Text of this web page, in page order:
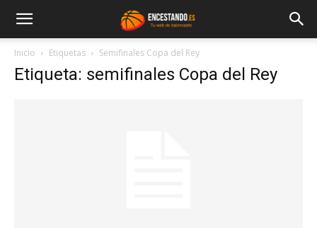
Inicio Etiquetas Semifinales Copa del Rey
Etiqueta: semifinales Copa del Rey